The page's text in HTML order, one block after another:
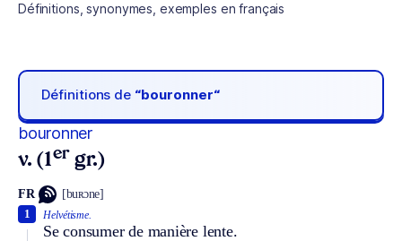
Définitions, synonymes, exemples en français
Définitions de “bouronner“
bouronner
v. (1er gr.)
FR [buʀɔne]
Helvétisme.
Se consumer de manière lente.
1